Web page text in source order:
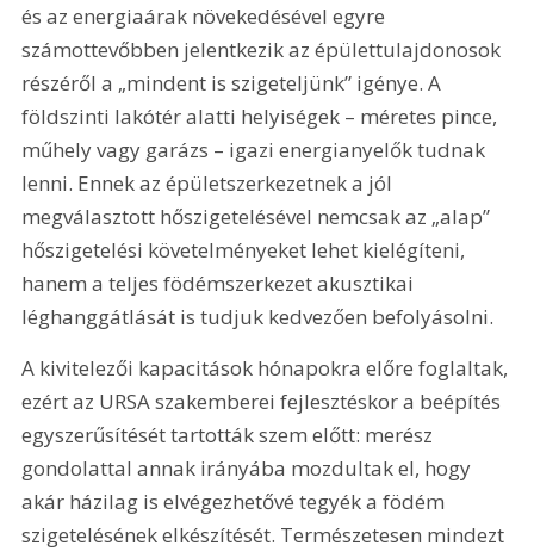
és az energiaárak növekedésével egyre
számottevőbben jelentkezik az épülettulajdonosok
részéről a „mindent is szigeteljünk” igénye. A
földszinti lakótér alatti helyiségek – méretes pince,
műhely vagy garázs – igazi energianyelők tudnak
lenni. Ennek az épületszerkezetnek a jól
megválasztott hőszigetelésével nemcsak az „alap”
hőszigetelési követelményeket lehet kielégí­teni,
hanem a teljes födémszerkezet akusztikai
léghanggátlását is tudjuk kedvezően befolyásolni.
A kivitelezői kapacitások hónapokra előre foglaltak,
ezért az URSA szakemberei fejlesztéskor a beépítés
egyszerűsítését tartották szem előtt: merész
gondolattal annak irányába mozdultak el, hogy
akár házilag is elvégezhetővé tegyék a födém
szigetelésének elkészítését. Természetesen mindezt